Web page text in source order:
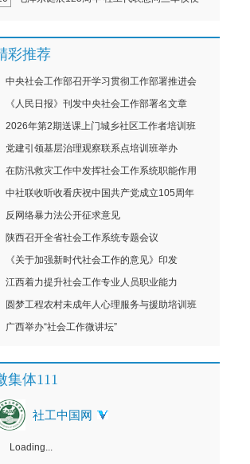
彩推荐
中央社会工作部召开学习贯彻工作部署推进会
《人民日报》刊发中央社会工作部署名文章
2026年第2期送课上门城乡社区工作者培训班
党建引领基层治理观察联系点培训班举办
在防汛救灾工作中发挥社会工作系统职能作用
中社联收听收看庆祝中国共产党成立105周年
反网络暴力法公开征求意见
陕西召开全省社会工作系统专题会议
《关于加强新时代社会工作的意见》印发
江西着力提升社会工作专业人员职业能力
圆梦工程农村未成年人心理服务与援助培训班
广西举办“社会工作微讲坛”
集体111
社工中国网
Loading...